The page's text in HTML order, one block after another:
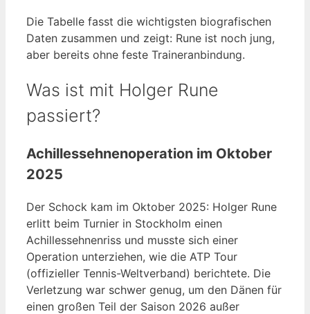
Die Tabelle fasst die wichtigsten biografischen
Daten zusammen und zeigt: Rune ist noch jung,
aber bereits ohne feste Traineranbindung.
Was ist mit Holger Rune
passiert?
Achillessehnenoperation im Oktober
2025
Der Schock kam im Oktober 2025: Holger Rune
erlitt beim Turnier in Stockholm einen
Achillessehnenriss und musste sich einer
Operation unterziehen, wie die ATP Tour
(offizieller Tennis-Weltverband) berichtete. Die
Verletzung war schwer genug, um den Dänen für
einen großen Teil der Saison 2026 außer